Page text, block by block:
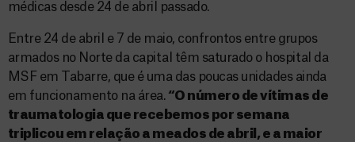
médicas desde 24 de abril passado.
Entre 24 de abril e 7 de maio, confrontos entre grupos
armados no Norte da capital têm saturado o hospital da
MSF em Tabarre, que é uma das poucas unidades ainda
em funcionamento na área. “O número de vítimas de
traumatologia que recebemos por semana
triplicou em relação a meados de abril, e a maior